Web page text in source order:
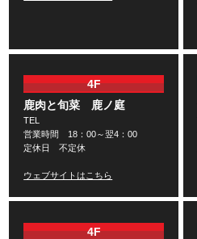
4F
鹿肉と旬菜 鹿ノ庭
TEL
営業時間 18：00～翌4：00
定休日 不定休
ウェブサイトはこちら
4F